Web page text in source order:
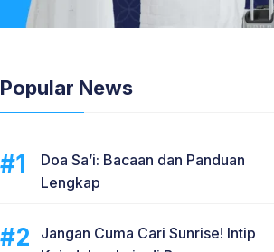
Popular News
Doa Sa’i: Bacaan dan Panduan
Lengkap
Jangan Cuma Cari Sunrise! Intip